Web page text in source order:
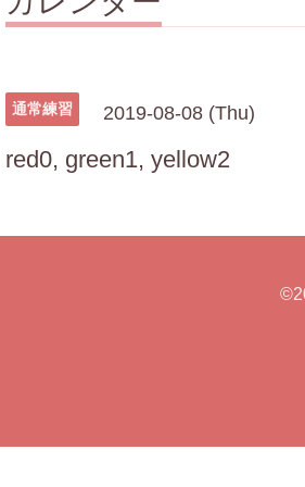
通常練習 2019-08-08 (Thu)
red0, green1, yellow2